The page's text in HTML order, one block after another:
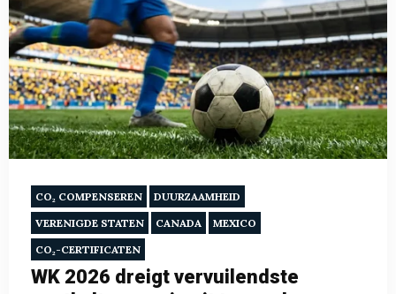
CO₂ COMPENSEREN
DUURZAAMHEID
VERENIGDE STATEN
CANADA
MEXICO
CO₂-CERTIFICATEN
WK 2026 dreigt vervuilendste